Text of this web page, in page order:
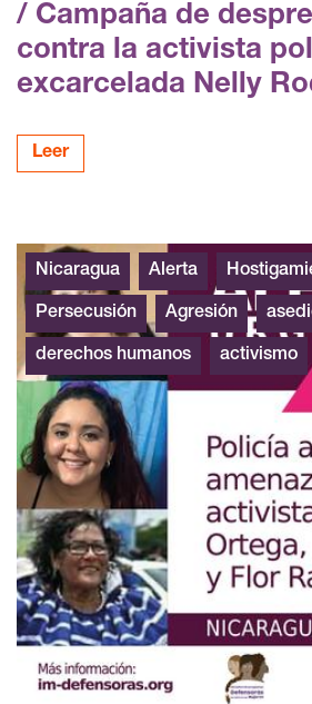
/ Campaña de
contra la activista
excarcelada Nelly
Leer
ALERTA urgente Nicaragua 040420
Nicaragua Alerta
Persecusión Agresión
derechos humanos activismo